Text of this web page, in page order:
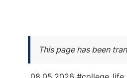
This page has been